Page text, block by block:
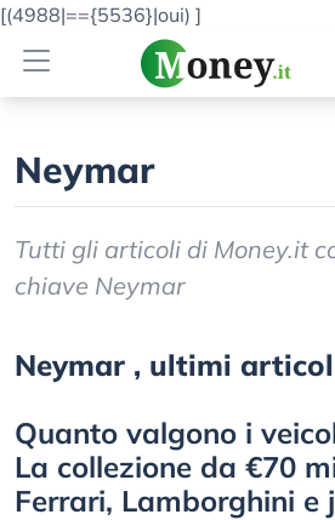
[(4988|=={5536}|oui) ]
Neymar
Tutti gli articoli di Money.it
chiave Neymar
Neymar , ultimi
Quanto valgono i
La collezione da €70
Ferrari, Lamborghini e